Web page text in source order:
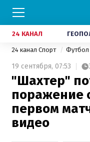
24 КАНАЛ
24 канал Спорт Футбол
19 сентября, 07:53
"Шахтер"
поражение
первом
видео